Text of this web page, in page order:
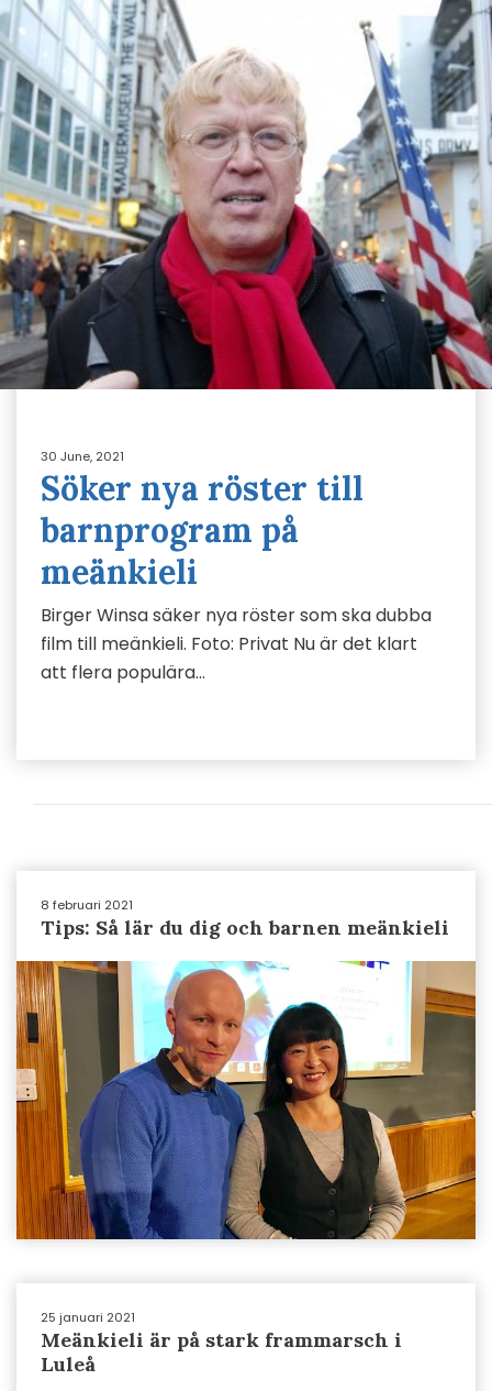
30 June, 2021
Söker nya röster till
barnprogram på
meänkieli
Birger Winsa säker nya röster som ska dubba
film till meänkieli. Foto: Privat Nu är det klart
att flera populära…
8 februari 2021
Tips: Så lär du dig och barnen meänkieli
25 januari 2021
Meänkieli är på stark frammarsch i
Luleå